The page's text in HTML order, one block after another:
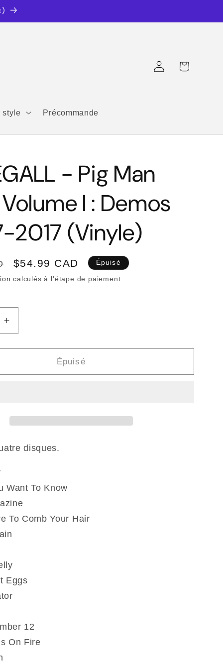
style Précommande
ConnexionPanier
- Pig Man
I : Demos
(Vinyle)
Prix
promotionnel
$54.99 CAD Épuisé
calculés à l'étape de paiement.
Augmenter
la
quantité
TY
Volume
2007-
2017
(Vinyle)
Épuisé
disques.
Want To Know
To Comb Your Hair
Eggs
12
On Fire